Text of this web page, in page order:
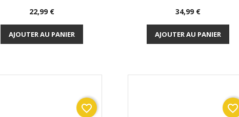
Aperçu rapide
Prix
22,99 €
AJOUTER AU PANIER
Aperçu rapide
Prix
34,99 €
AJOUTER AU PANIER
favorite_border favorite_border